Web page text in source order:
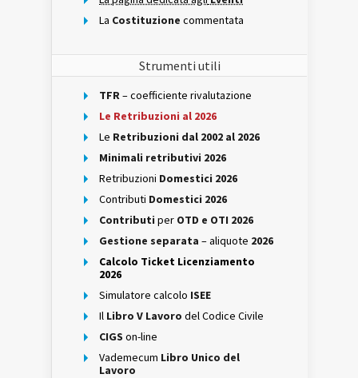
La Costituzione commentata
Strumenti utili
TFR– coefficiente rivalutazione
Le Retribuzioni al 2026
Le Retribuzioni dal 2002 al 2026
Minimali retributivi 2026
Retribuzioni Domestici 2026
Contributi Domestici 2026
Contributi per OTD e OTI 2026
Gestione separata – aliquote 2026
Calcolo Ticket Licenziamento
2026
Simulatore calcolo ISEE
Il Libro V Lavoro del Codice Civile
CIGS on-line
Vademecum Libro Unico del
Lavoro